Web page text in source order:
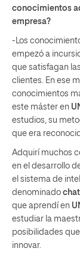
conocimientos
empresa?
-Los
empezó a
que satisfagan
clientes. En ese
conocimientos
este máster en
estudios, su
que era
Adquirí muchos
en el desarrollo
el sistema de
denominado
que aprendí en
estudiar la
posibilidades
innovar.